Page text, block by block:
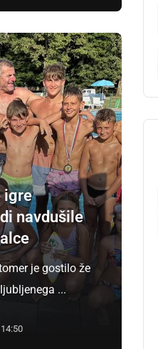
igre
navdušile
je gostilo že
...